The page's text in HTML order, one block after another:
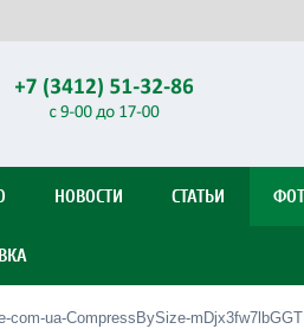
НОВОСТИ СТАТЬИ
com-ua-CompressBySize-mDjx3fw7lbGGT